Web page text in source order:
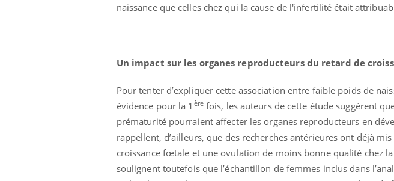
naissance que celles chez qui la cause de l'infertilité était
Un impact sur les organes reproducteurs du retard de
Pour tenter d’expliquer cette association entre faible poids de
évidence pour la 1 èrefois, les auteurs de cette étude suggèrent
prématurité pourraient affecter les organes reproducteurs en
rappellent, d’ailleurs, que des recherches antérieures ont déjà
croissance fœtale et une ovulation de moins bonne qualité chez
soulignent toutefois que l’échantillon de femmes inclus dans